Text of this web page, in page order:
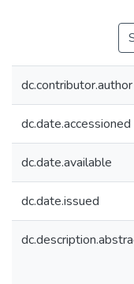
dc.contributor.author
dc.date.accessioned
dc.date.available
dc.date.issued